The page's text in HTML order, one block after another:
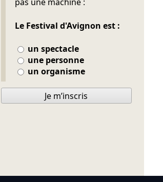
Le Festival d'Avignon est :
un spectacle
une personne
un organisme
Je m’inscris